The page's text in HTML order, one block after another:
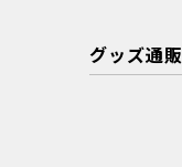
グッズ通販